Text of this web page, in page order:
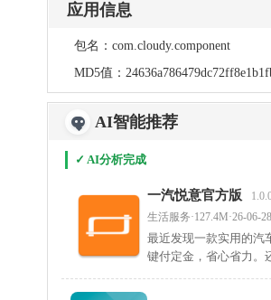
应用信息
包名： com.cloudy.component
MD5值：
AI智能推荐
✓ AI分析完成
一汽悦意官方版
生活服务·127.4M·26-06-28
最近发现一款实用的
键付定金，省心省力。